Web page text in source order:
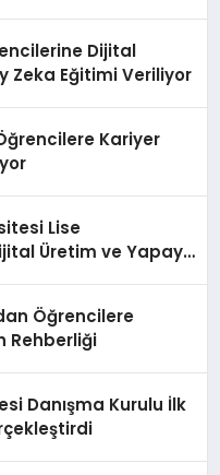
Dijital
Zeka Eğitimi Veriliyor
Kariyer
Lise
Üretim ve Yapay
Öğrencilere
Rehberliği
Danışma Kurulu İlk